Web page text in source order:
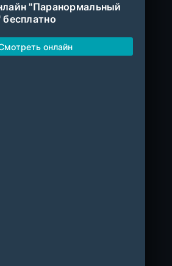
"Паранормальный
бесплатно
онлайн